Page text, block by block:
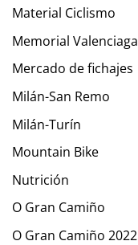
Material Ciclismo
Memorial Valenciaga
Mercado de fichajes
Milán-San Remo
Milán-Turín
Mountain Bike
Nutrición
O Gran Camiño
O Gran Camiño 2022